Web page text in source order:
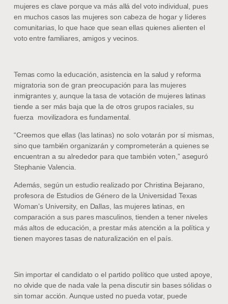
mujeres es clave porque va más allá del voto individual, pues
en muchos casos las mujeres son cabeza de hogar y líderes
comunitarias, lo que hace que sean ellas quienes alienten el
voto entre familiares, amigos y vecinos.
Temas como la educación, asistencia en la salud y reforma
migratoria son de gran preocupación para las mujeres
inmigrantes y, aunque la tasa de votación de mujeres latinas
tiende a ser más baja que la de otros grupos raciales, su
fuerza movilizadora es fundamental.
“Creemos que ellas (las latinas) no solo votarán por sí mismas,
sino que también organizarán y comprometerán a quienes se
encuentran a su alrededor para que también voten,” aseguró
Stephanie Valencia.
Además, según un estudio realizado por Christina Bejarano,
profesora de Estudios de Género de la Universidad Texas
Woman’s University, en Dallas, las mujeres latinas, en
comparación a sus pares masculinos, tienden a tener niveles
más altos de educación, a prestar más atención a la política y
tienen mayores tasas de naturalización en el país.
Sin importar el candidato o el partido político que usted apoye,
no olvide que de nada vale la pena discutir sin bases sólidas o
sin tomar acción. Aunque usted no pueda votar, puede